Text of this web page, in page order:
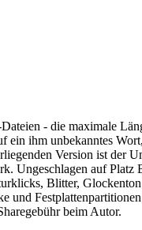
- die maximale
ihm unbekanntes
Version ist der
Ungeschlagen auf
Blitter,
beim Autor.